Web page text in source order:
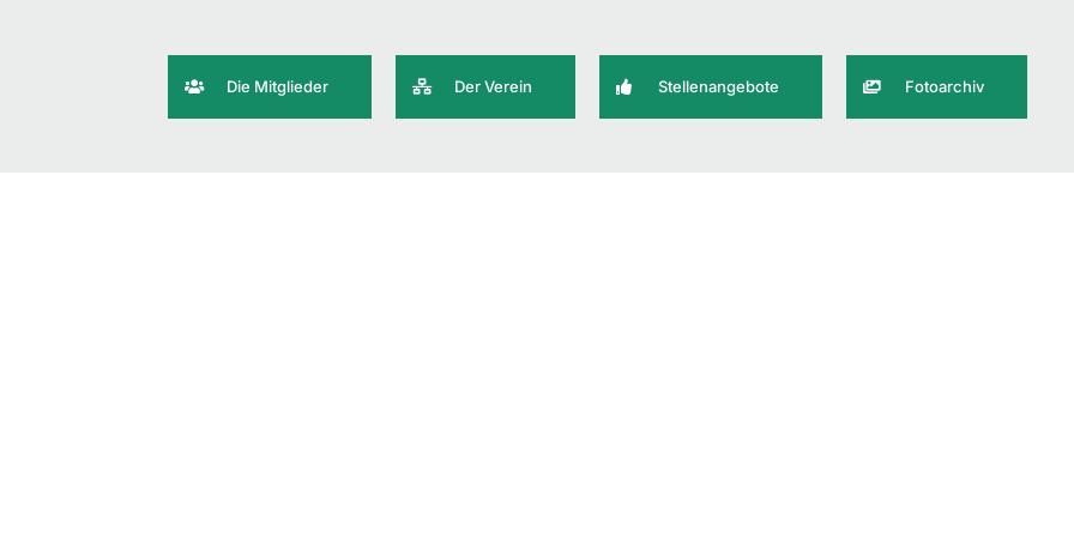
Die Mitglieder Der Verein Stellenangebote Fotoarchiv